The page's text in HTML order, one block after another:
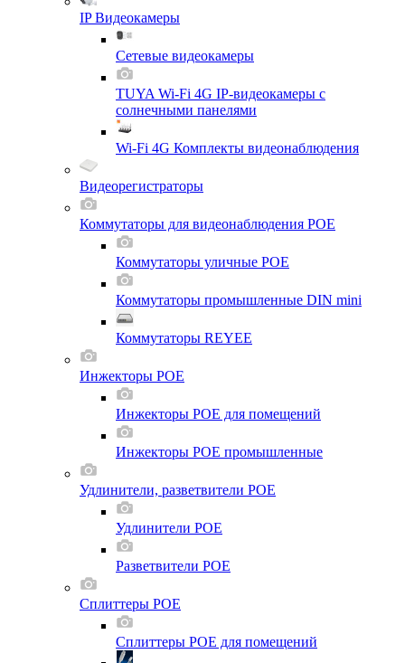
IP Видеокамеры
Сетевые видеокамеры
TUYA Wi-Fi 4G IP-видеокамеры с
солнечными панелями
Wi-Fi 4G Комплекты видеонаблюдения
Видеорегистраторы
Коммутаторы для видеонаблюдения POE
Коммутаторы уличные POE
Коммутаторы промышленные DIN mini
Коммутаторы REYEE
Инжекторы POE
Инжекторы POE для помещений
Инжекторы POE промышленные
Удлинители, разветвители POE
Удлинители POE
Разветвители POE
Сплиттеры POE
Сплиттеры POE для помещений